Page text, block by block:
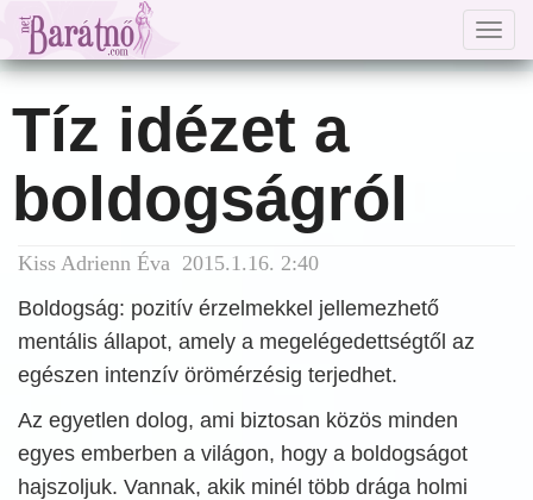
Tíz idézet a
boldogságról
Kiss Adrienn Éva 2015.1.16. 2:40
Boldogság: pozitív érzelmekkel jellemezhető
mentális állapot, amely a megelégedettségtől az
egészen intenzív örömérzésig terjedhet.
Az egyetlen dolog, ami biztosan közös minden
egyes emberben a világon, hogy a boldogságot
hajszoljuk. Vannak, akik minél több drága holmi